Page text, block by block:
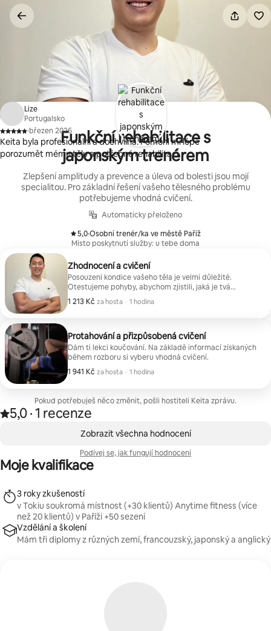
Přeskočit
obsah
Funkční rehabilitace s
japonským trenérem
Zlepšení amplitudy a prevence a úleva od bolesti jsou mojí
specialitou. Pro základní řešení vašeho tělesného problému
potřebujeme vhodná cvičení.
Automaticky přeloženo
5,0
, ·Osobní trenér/ka ve městě Paříž
Místo poskytnutí služby: u tebe doma
Zhodnocení a cvičení
Posouzení kondice vašeho těla je velmi důležité.
Otestujeme pohyby, abychom zjistili, jaká je tvá
mobilita. Pak tě seznámím s cvičením přizpůsobeným
ke zlepšení tvé postavy.
1 213 Kč za hosta
1 213 Kč za hosta
, · 1 hodina
Protahování a přizpůsobená cvičení
Dám ti lekci koučování. Na základě informací získaných
během rozboru si vyberu vhodná cvičení.
1 941 Kč za hosta
1 941 Kč za hosta
, · 1 hodina
Pokud potřebuješ něco změnit, pošli hostiteli Keita zprávu.
Hodnocení: 5,0 z 5 hvězdiček, z 1 hodnocení
5,0
, ·1 recenze
Zobrazeno 0 položek z 0
Lize
Portugalsko
,
·březen 2026
Keita byla profesionální a dochvilná. Pomohl mi lépe
porozumět mému tělu a potřebné rehabilitaci.
Zobrazit všechna hodnocení
Podívej se, jak fungují hodnocení
Moje kvalifikace
3 roky zkušeností
v Tokiu soukromá místnost (+30 klientů) Anytime fitness (více
než 20 klientů) v Paříži +50 sezení
Vzdělání a školení
Mám tři diplomy z různých zemí, francouzský, japonský a anglický